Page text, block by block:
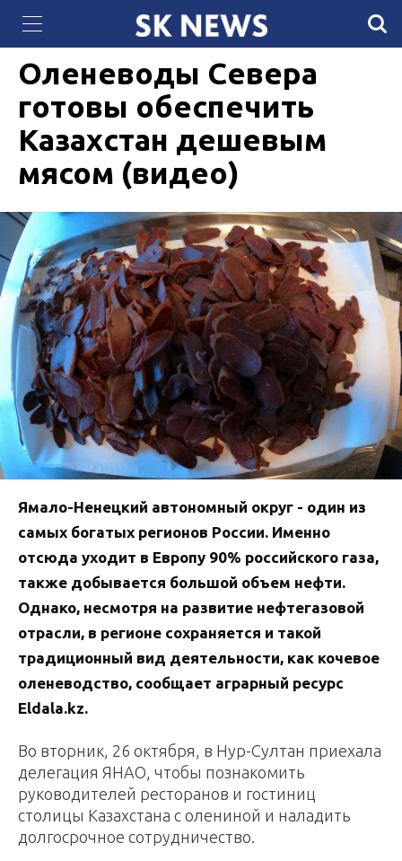
307 женщин в Мангистау успешно завершили
образовательную программу от «Самрук-Қазына»
27 ОКТЯБРЯ 2021, 13:50 7293
Оленеводы Севера
готовы обеспечить
Казахстан дешевым
мясом (видео)
Ямало-Ненецкий автономный округ - один из
самых богатых регионов России. Именно
отсюда уходит в Европу 90% российского газа,
также добывается большой объем нефти.
Однако, несмотря на развитие нефтегазовой
отрасли, в регионе сохраняется и такой
традиционный вид деятельности, как кочевое
оленеводство, сообщает аграрный ресурс
Еldala.kz.
Во вторник, 26 октября, в Нур-Султан приехала
делегация ЯНАО, чтобы познакомить
руководителей ресторанов и гостиниц
столицы Казахстана с олениной и наладить
долгосрочное сотрудничество.